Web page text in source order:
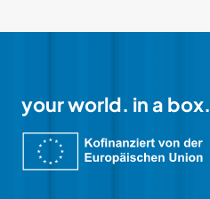
your world. in a box.